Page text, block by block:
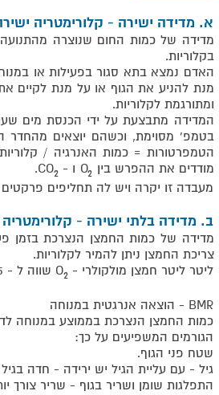
א. מדידה ישירה - קלורימטריה
מדידה של כמות החום שנוצרה
בקלוריות.
האדם נמצא בתא סגור בפעילות או
מנת להניע את הגוף או על מנת לקיים
ומתורגמת לקלוריות.
המדידה מתבצעת על ידי הכנסת מים
בטמפ' מסוימת, וכשהם יוצאים מהחדר
הטמפרטורות = כמות האנרגיה /
מודדים את ההפרש בין O 2 ו - CO 2
.
מעבדה זו יקרה ויש לה תחליפים פרקטים
ב. מדידה בלתי ישירה -
מדידה של כמות החמצן הנצרכת בזמן
צריכת החמצן ניתן להמיר לקלוריות.
ליטר ליטר חמצן מולקולרי - O 2 שווה ל - 5 קק"ל.
BMR - הוצאה אנרגטית במנוחה
כמות החמצן הנצרכת בממוצע במנוחה לדקה – 250 מ"ל
הגורמים המשפיעים על כך:
שטח פני הגוף.
גיל - עם עליית הגיל יש ירידה - חדה
התפלגות שומן ושריר בגוף - שריר צורך